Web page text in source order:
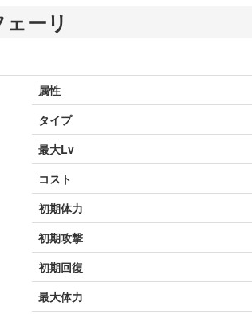
ーリ
属性
タイプ
最大Lv
コスト
初期体力
初期攻撃
初期回復
最大体力